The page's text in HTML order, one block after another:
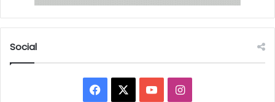
Social
Facebook YouTubeInstagram